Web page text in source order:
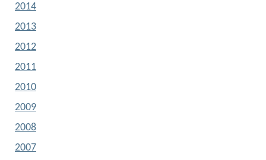
2014
2013
2012
2011
2010
2009
2008
2007